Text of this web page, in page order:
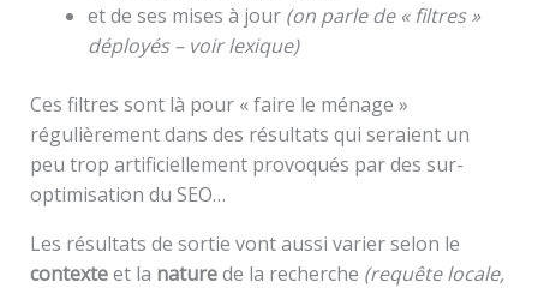
et de ses mises à jour (on parle de « filtres »
déployés – voir lexique)
Ces filtres sont là pour « faire le ménage »
régulièrement dans des résultats qui seraient un
peu trop artificiellement provoqués par des sur-
optimisation du SEO…
Les résultats de sortie vont aussi varier selon le
contexteet la naturede la recherche (requête locale,